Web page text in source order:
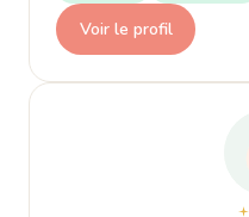
Voir le profil